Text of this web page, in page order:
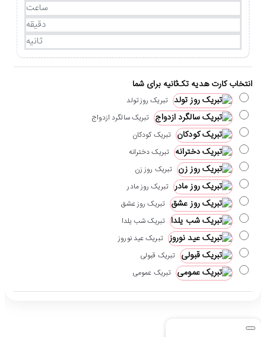
ساعت
دقیقه
ثانیه
انتخاب کارت هدیه تک‌ثانیه برای شما
تبریک روز تولد
تبریک سالگرد ازدواج
تبریک کودکان
تبریک دخترانه
تبریک روز زن
تبریک روز مادر
تبریک روز عشق
تبریک شب یلدا
تبریک عید نوروز
تبریک قبولی
تبریک عمومی